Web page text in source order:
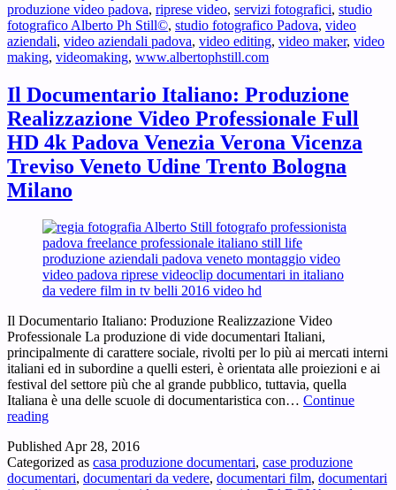
produzione video padova, riprese video, servizi fotografici, studio
fotografico Alberto Ph Still©, studio fotografico Padova, video
aziendali, video aziendali padova, video editing, video maker, video
making, videomaking, www.albertophstill.com
Il Documentario Italiano: Produzione
Realizzazione Video Professionale Full
HD 4k Padova Venezia Verona Vicenza
Treviso Veneto Udine Trento Bologna
Milano
Il Documentario Italiano: Produzione Realizzazione Video
Professionale La produzione di vide documentari Italiani,
principalmente di carattere sociale, rivolti per lo più ai mercati interni
italiani ed in subordine a quelli esteri, è orientata alle proiezioni e ai
festival del settore più che al grande pubblico, tuttavia, quella
Italiana è una delle scuole di documentaristica con… Continue
readingIl
Italiano:
Produzione
Realizzazione
PublishedApr 28, 2016
Categorized as casa produzione documentari, case produzione
documentari, documentari da vedere, documentari film, documentari